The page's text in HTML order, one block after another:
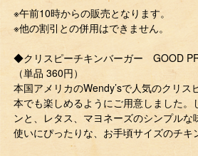
※午前10時からの販売となります。
※他の割引との併用はできません。
◆クリスピーチキンバーガー GOOD
（単品 360円）
本国アメリカのWendy’sで人気のクリス
本でも楽しめるようにご用意しました。
ンと、レタス、マヨネーズのシンプルな
使いにぴったりな、お手頃サイズのチキ